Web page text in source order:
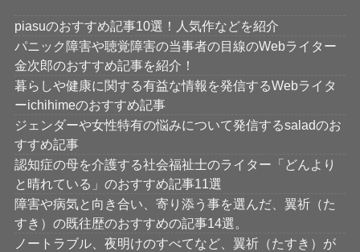
piasuのおすすめ記事10選！人気作などを紹介
パニック障害や聴覚障害の当事者の目線のWebライター
金次郎のおすすめ記事を紹介！
暮らしや健康に関する有益な情報を発信するWebライタ
ーichihimeのおすすめ記事
ジェンダーや女性特有の悩みについて発信するsaladのお
すすめ記事
認知症の母を介護する社会福祉士のライター「どんより
と晴れている」のおすすめ記事11選
障害や病気と向き合い、寄り添う事を選んだ、翼祈（た
すき）の既往歴のおすすめの記事14選。
ノートラブル、夜明けのすべてなど、翼祈（たすき）が